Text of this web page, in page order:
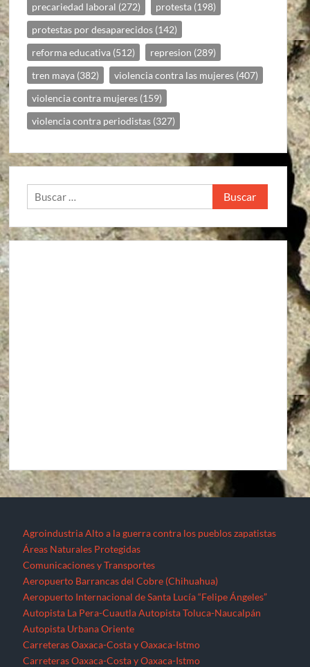
precariedad laboral (272) protesta (198)
protestas por desaparecidos (142)
reforma educativa (512) represion (289)
tren maya (382) violencia contra las mujeres (407)
violencia contra mujeres (159)
violencia contra periodistas (327)
Buscar:
Agroindustria Alto a la guerra contra los pueblos zapatistas
Áreas Naturales Protegidas
Comunicaciones y Transportes
Aeropuerto Barrancas del Cobre (Chihuahua)
Aeropuerto Internacional de Santa Lucía “Felipe Ángeles”
Autopista La Pera-Cuautla Autopista Toluca-Naucalpán
Autopista Urbana Oriente
Carreteras Oaxaca-Costa y Oaxaca-Istmo
Carreteras Oaxaca-Costa y Oaxaca-Istmo